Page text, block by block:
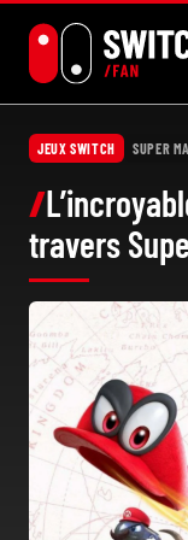
contenu
JEUX SWITCH SUPER
travers